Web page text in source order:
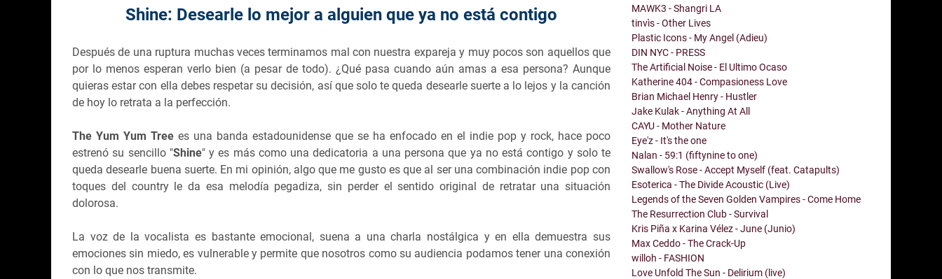
Shine: Desearle lo mejor a alguien que ya no está contigo
Después de una ruptura muchas veces terminamos mal con nuestra expareja y muy pocos son aquellos que
por lo menos esperan verlo bien (a pesar de todo). ¿Qué pasa cuando aún amas a esa persona? Aunque
quieras estar con ella debes respetar su decisión, así que solo te queda desearle suerte a lo lejos y la canción
de hoy lo retrata a la perfección.
The Yum Yum Tree es una banda estadounidense que se ha enfocado en el indie pop y rock, hace poco
estrenó su sencillo "Shine" y es más como una dedicatoria a una persona que ya no está contigo y solo te
queda desearle buena suerte. En mi opinión, algo que me gusto es que al ser una combinación indie pop con
toques del country le da esa melodía pegadiza, sin perder el sentido original de retratar una situación
dolorosa.
La voz de la vocalista es bastante emocional, suena a una charla nostálgica y en ella demuestra sus
emociones sin miedo, es vulnerable y permite que nosotros como su audiencia podamos tener una conexión
con lo que nos transmite.
MAWK3 - Shangri LA
tinvìs - Other Lives
Plastic Icons - My Angel (Adieu)
DIN NYC - PRESS
The Artificial Noise - El Ultimo Ocaso
Katherine 404 - Compasioness Love
Brian Michael Henry - Hustler
Jake Kulak - Anything At All
CAYU - Mother Nature
Eye'z - It's the one
Nalan - 59:1 (fiftynine to one)
Swallow's Rose - Accept Myself (feat. Catapults)
Esoterica - The Divide Acoustic (Live)
Legends of the Seven Golden Vampires - Come Home
The Resurrection Club - Survival
Kris Piña x Karina Vélez - June (Junio)
Max Ceddo - The Crack-Up
willoh - FASHION
Love Unfold The Sun - Delirium (live)